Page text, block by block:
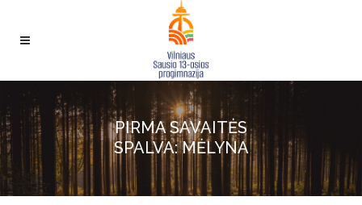
PIRMA SAVAITĖS
SPALVA: MĖLYNA